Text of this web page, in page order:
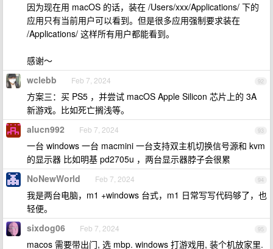
因为现在用 macOS 的话，装在 /Users/xxx/Applications/ 下的
应用只有当前用户可以看到。但是很多应用强制要求装在
/Applications/ 这样所有用户都能看到。
感谢～
92
wclebb Feb 7, 2024
方案三：买 PS5 ，并尝试 macOS Apple Silicon 芯片上的 3A
新游戏。比如死亡搁浅等。
93
alucn992 Feb 7, 2024
一台 windows 一台 macmini 一台支持双主机切换信号源和 kvm
的显示器 比如明基 pd2705u ，两台显示器脖子会很累
94
NoNewWorld Feb 7, 2024
我是两台电脑，m1 +windows 台式，m1 日常写写代码够了，也
轻便。
95
sixdog06 Feb 7, 2024
macos 需要带出门, 选 mbp. windows 打游戏用, 装个机放家里.